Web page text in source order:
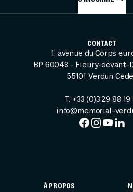
CONTACT
1, avenue du Corps
BP 60048 - Fleury-devant-
55101 Verdun
T. +33 (0)3 29 88 19
info@memorial-
À PROPOS